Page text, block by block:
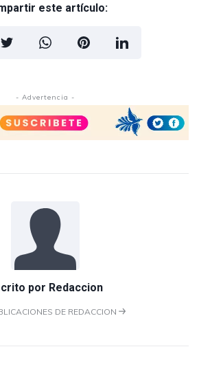
este artículo:
- Advertencia -
por Redaccion
DE REDACCION